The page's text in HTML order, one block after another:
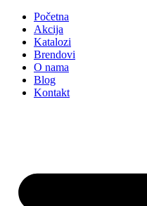
Početna
Akcija
Katalozi
Brendovi
O nama
Blog
Kontakt